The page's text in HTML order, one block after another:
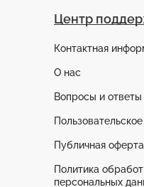
Центр
Контактная
О нас
Вопросы и ответы
Публичная оферта
Политика
персональных